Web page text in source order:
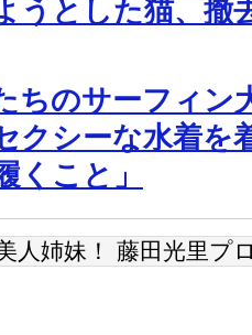
うとした猫、撤
ちのサーフィン
クシーな水着を
くこと」
人姉妹！ 藤田光里プ